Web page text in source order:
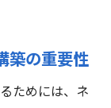
築の重要性
ためには、ネ